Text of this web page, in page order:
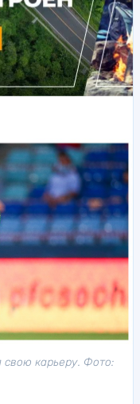
свою карьеру. Фото: